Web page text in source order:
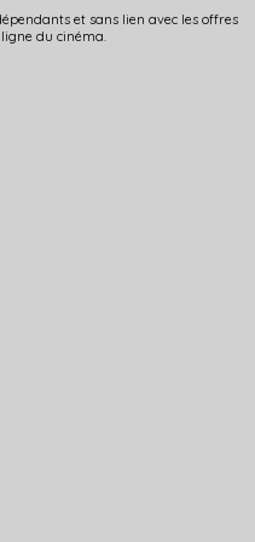
et sans lien avec les offres
du cinéma.